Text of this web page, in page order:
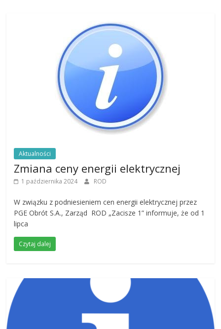
Aktualności
Zmiana ceny energii elektrycznej
1 października 2024 ROD
W związku z podniesieniem cen energii elektrycznej przez
PGE Obrót S.A., Zarząd ROD „Zacisze 1” informuje, że od 1
lipca
Czytaj dalej